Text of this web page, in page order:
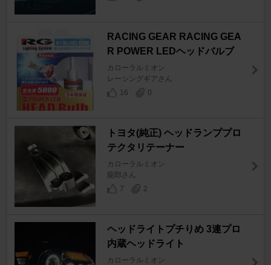
RACING GEAR RACING GEA
R POWER LEDヘッドバルブ
カローラルミオン
レーシングギアさん
16
0
トヨタ(純正) ヘッドランププロ
テクタリテーナー
カローラルミオン
龍郎さん
7
2
ヘッドライトプチりめ 3連プロ
内蔵ヘッドライト
カローラルミオン